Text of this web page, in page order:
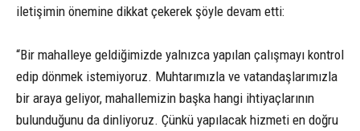
iletişimin önemine dikkat çekerek şöyle devam etti:
“Bir mahalleye geldiğimizde yalnızca yapılan çalışmayı kontrol
edip dönmek istemiyoruz. Muhtarımızla ve vatandaşlarımızla
bir araya geliyor, mahallemizin başka hangi ihtiyaçlarının
bulunduğunu da dinliyoruz. Çünkü yapılacak hizmeti en doğru